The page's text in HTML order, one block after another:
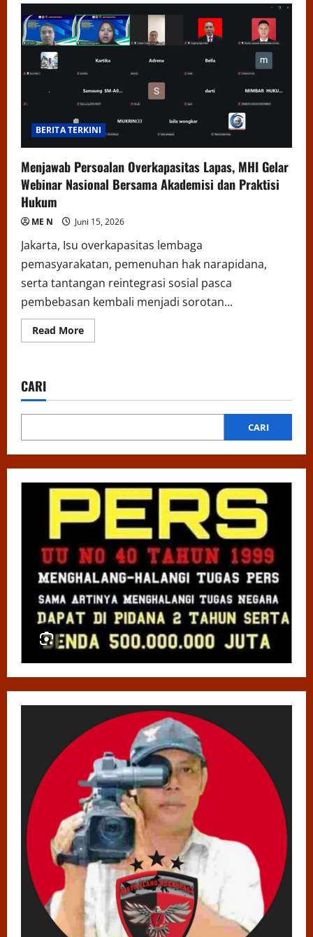
BERITA TERKINI
Menjawab Persoalan Overkapasitas Lapas, MHI Gelar
Webinar Nasional Bersama Akademisi dan Praktisi
Hukum
ME N Juni 15, 2026
Jakarta, Isu overkapasitas lembaga
pemasyarakatan, pemenuhan hak narapidana,
serta tantangan reintegrasi sosial pasca
pembebasan kembali menjadi sorotan...
Read MoreRead
more
MHI
Webinar
Bersama
dan
Praktisi
CARI
CARI